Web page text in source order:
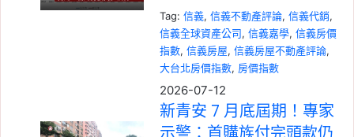
Tag:信義, 信義不動產評論, 信義代銷
信義全球資產公司, 信義嘉學, 信義房價
指數, 信義房屋, 信義房屋不動產評論
大台北房價指數, 房價指數
2026-07-12
新青安 7 月底屆期！專家